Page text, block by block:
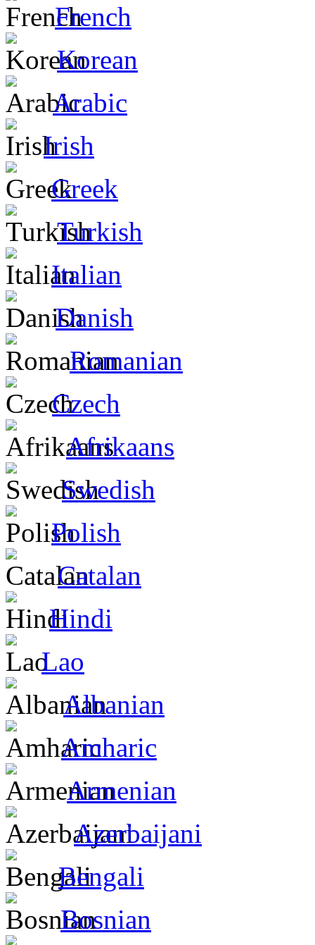
French
Korean
Arabic
Irish
Greek
Turkish
Italian
Danish
Romanian
Czech
Afrikaans
Swedish
Polish
Catalan
Hindi
Lao
Albanian
Amharic
Armenian
Azerbaijani
Bengali
Bosnian